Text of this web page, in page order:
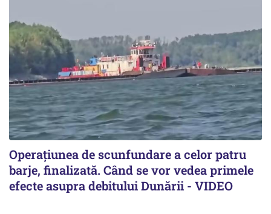
Operațiunea de scunfundare a celor patru
barje, finalizată. Când se vor vedea primele
efecte asupra debitului Dunării - VIDEO